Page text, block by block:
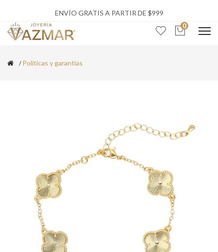
ENVÍO GRATIS A PARTIR DE $999
0
Políticas y garantías